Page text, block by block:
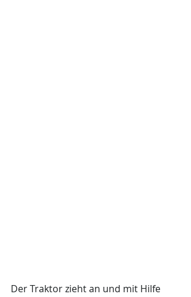
Der Traktor zieht an und mit Hilfe